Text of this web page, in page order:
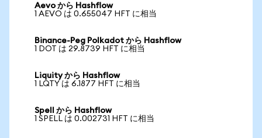
Aevo から Hashflow
1 AEVO は 0.655047 HFT に相当
Binance-Peg Polkadot から Hashflow
1 DOT は 29.8739 HFT に相当
Liquity から Hashflow
1 LQTY は 6.1877 HFT に相当
Spell から Hashflow
1 SPELL は 0.002731 HFT に相当